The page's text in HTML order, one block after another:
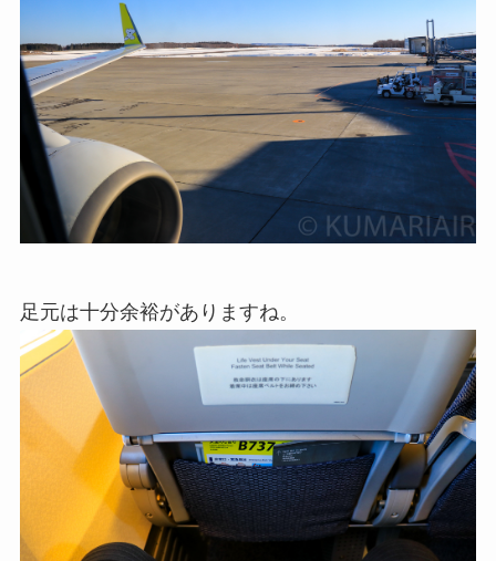
足元は十分余裕がありますね。